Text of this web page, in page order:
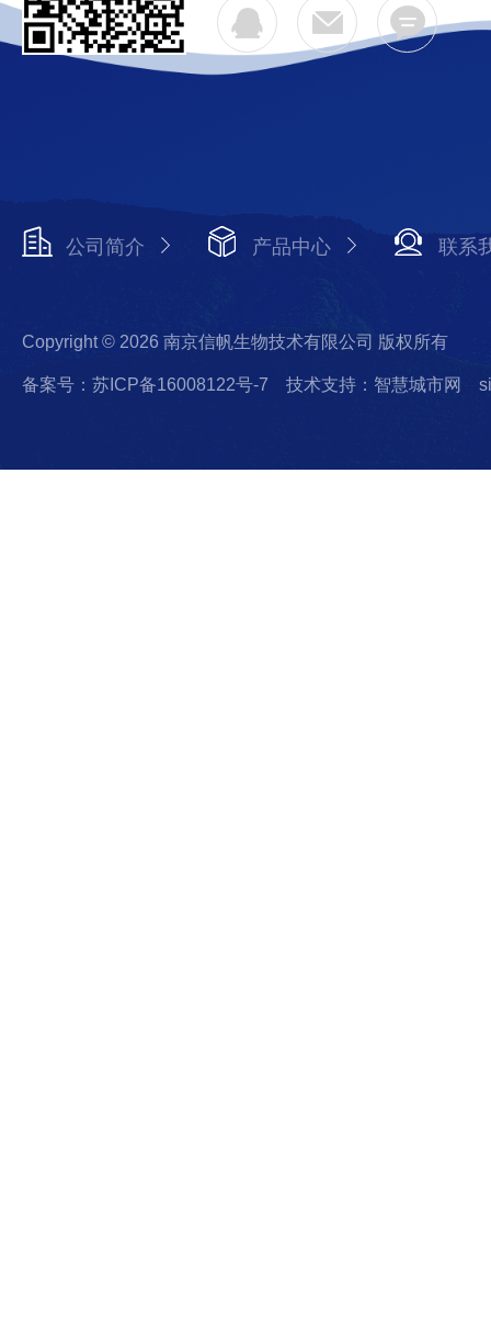
公司简介 产品中心 联系
Copyright © 2026 南京信帆生物技术有限公司 版权所有
备案号：苏ICP备16008122号-7 技术支持：智慧城市网